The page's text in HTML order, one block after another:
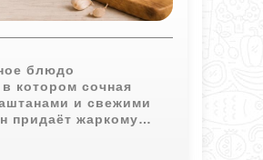
блюдо
котором сочная
и свежими
придаёт жаркому
делает вкус ещё